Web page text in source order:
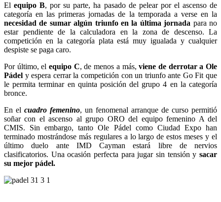
Elequipo B, por su parte, ha pasado de pelear por el ascenso de
categoría en las primeras jornadas de la temporada a verse en la
necesidad de sumar algún triunfo en la última jornada para no
estar pendiente de la calculadora en la zona de descenso. La
competición en la categoría plata está muy igualada y cualquier
despiste se paga caro.
Por último, elequipo C, de menos a más,viene de derrotar a Ole
Pádel y espera cerrar la competición con un triunfo ante Go Fit que
le permita terminar en quinta posición del grupo 4 en la categoría
bronce.
En el cuadro femenino, un fenomenal arranque de curso permitió
soñar con el ascenso al grupo ORO del equipo femenino A del
CMIS. Sin embargo, tanto Ole Pádel como Ciudad Expo han
terminado mostrándose más regulares a lo largo de estos meses y el
último duelo ante IMD Cayman estará libre de nervios
clasificatorios. Una ocasión perfecta para jugar sin tensión y sacar
su mejor pádel.